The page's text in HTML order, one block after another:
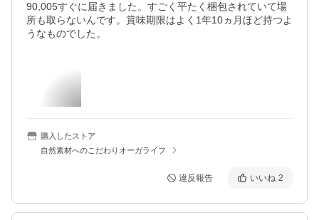
90,005すぐに届きました。すごく平たく梱包されていて場
所も取らないんです。賞味期限はよく1年10ヵ月ほど持つよ
うなものでした。
購入したストア
自然素材へのこだわりオーガライフ
違反報告 いいね 2